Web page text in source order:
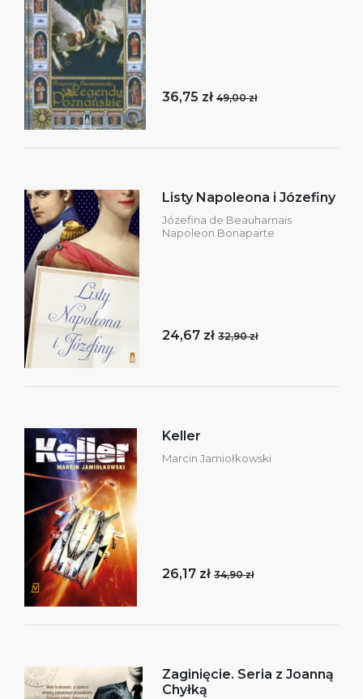
36,75 zł 49,00 zł
Listy Napoleona i Józefiny
Józefina de Beauharnais
Napoleon Bonaparte
24,67 zł 32,90 zł
Keller
Marcin Jamiołkowski
26,17 zł 34,90 zł
Zaginięcie. Seria z Joanną
Chyłką